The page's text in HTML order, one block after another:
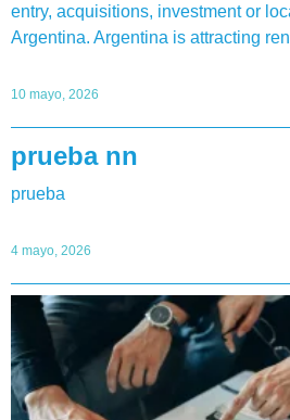
entry, acquisitions, investment or
Argentina. Argentina is attracting
10 mayo, 2026
prueba nn
prueba
4 mayo, 2026